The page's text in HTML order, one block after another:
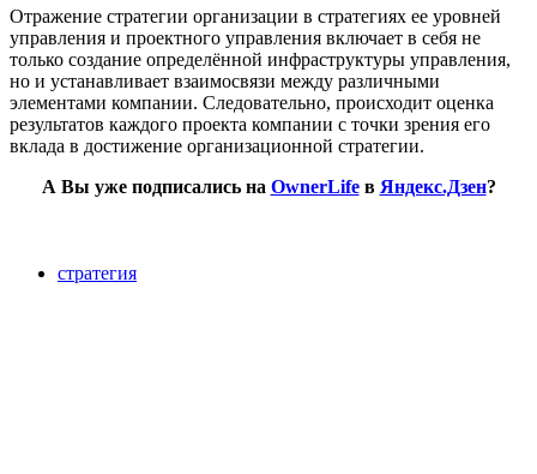
Отражение стратегии организации в стратегиях ее уровней
управления и проектного управления включает в себя не
только создание определённой инфраструктуры управления,
но и устанавливает взаимосвязи между различными
элементами компании. Следовательно, происходит оценка
результатов каждого проекта компании с точки зрения его
вклада в достижение организационной стратегии.
А Вы уже подписались на OwnerLifeв Яндекс.Дзен?
стратегия